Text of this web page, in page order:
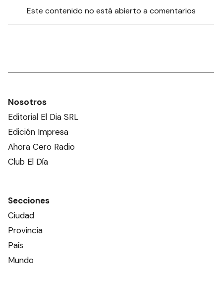
Este contenido no está abierto a comentarios
Nosotros
Editorial El Dia SRL
Edición Impresa
Ahora Cero Radio
Club El Día
Secciones
Ciudad
Provincia
País
Mundo